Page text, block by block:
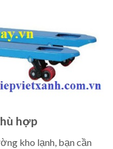
hợp
kho lạnh, bạn cần